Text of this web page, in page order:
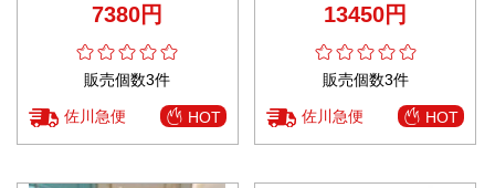
7380円
販売個数3件
佐川急便 HOT
13450円
販売個数3件
佐川急便 HOT